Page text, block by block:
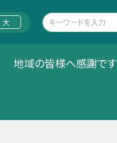
大
地域の皆様へ感謝です